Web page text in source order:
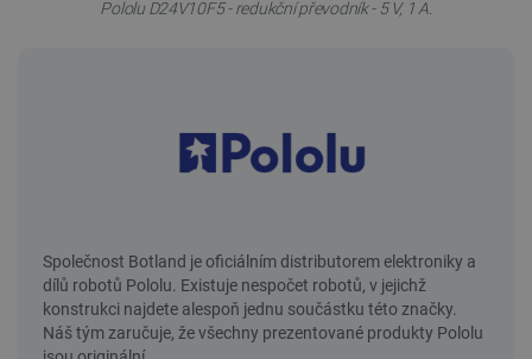
Pololu D24V10F5 - redukční převodník - 5 V, 1 A.